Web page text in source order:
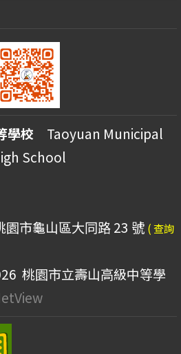
學校 Taoyuan Municipal
School
市龜山區大同路 23 號 ( 查詢
桃園市立壽山高級中等學